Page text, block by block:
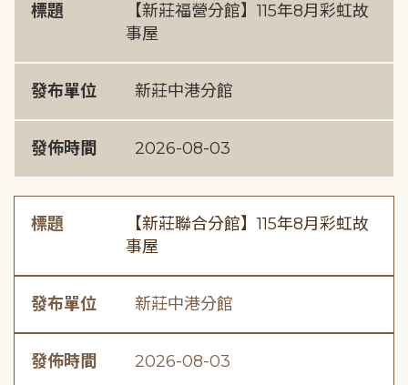
標題
【新莊福營分館】115年8月彩虹故
事屋
發布單位 新莊中港分館
發佈時間 2026-08-03
標題
【新莊聯合分館】115年8月彩虹故
事屋
發布單位 新莊中港分館
發佈時間 2026-08-03